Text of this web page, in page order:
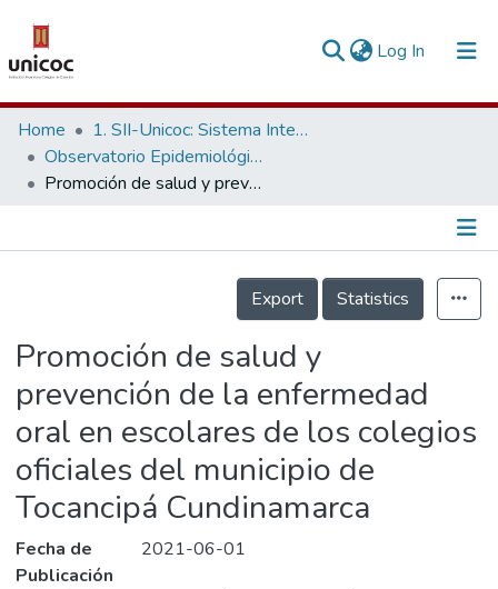
Log In (current)
Communities & Collections
Research Outputs
People
Home
1. SII-Unicoc: Sistema Integrado de Investigación
Observatorio Epidemiológico y Social - OESU
Promoción de salud y prevención de la enfermedad oral en escolares de los colegios oficiales del municipio de Tocancipá Cundinamarca
Información de la Publicación
Export
Statistics
Promoción de salud y
prevención de la enfermedad
oral en escolares de los colegios
oficiales del municipio de
Tocancipá Cundinamarca
Fecha de
Publicación
2021-06-01